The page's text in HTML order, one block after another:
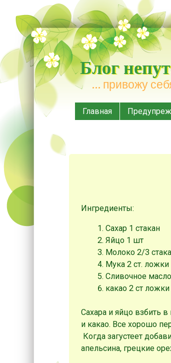
Блог
… привожу
Меню
Наверх
Главная
Ингредиенты:
Сахар 1 стакан
Яйцо 1 шт
Молоко 2/3
Мука 2 ст. ложки
Сливочное
какао 2 ст ложки
Сахара и яйцо взбить
и какао. Все хорошо
Когда загустеет
апельсина, грецкие